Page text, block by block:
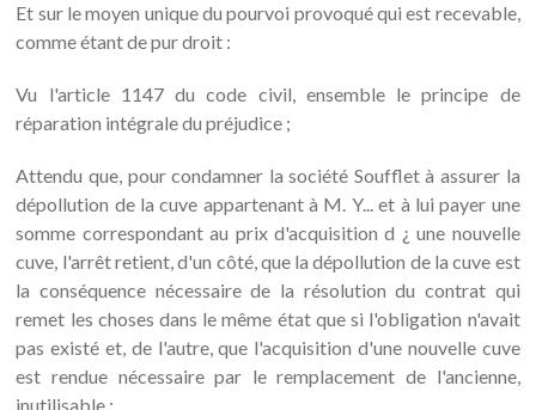
Et sur le moyen unique du pourvoi provoqué qui est recevable,
comme étant de pur droit :
Vu l'article 1147 du code civil, ensemble le principe de
réparation intégrale du préjudice ;
Attendu que, pour condamner la société Soufflet à assurer la
dépollution de la cuve appartenant à M. Y... et à lui payer une
somme correspondant au prix d'acquisition d ¿ une nouvelle
cuve, l'arrêt retient, d'un côté, que la dépollution de la cuve est
la conséquence nécessaire de la résolution du contrat qui
remet les choses dans le même état que si l'obligation n'avait
pas existé et, de l'autre, que l'acquisition d'une nouvelle cuve
est rendue nécessaire par le remplacement de l'ancienne,
inutilisable ;